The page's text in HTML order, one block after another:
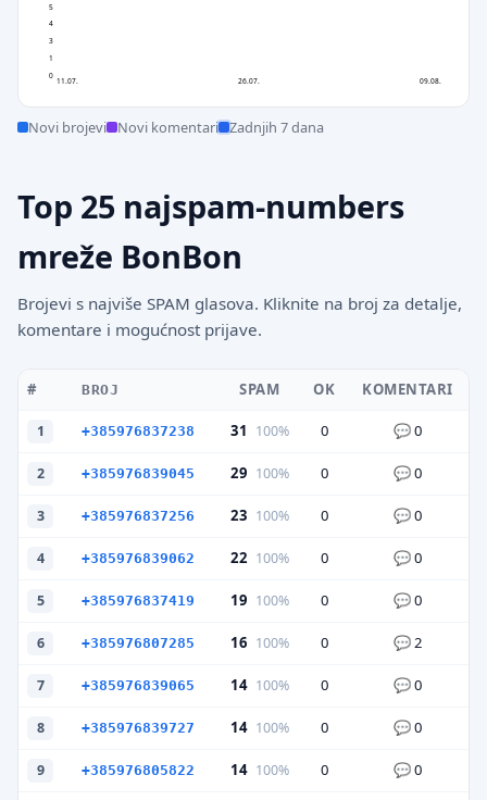
0
1
3
4
5
11.07. 26.07. 09.08.
Novi brojevi Novi komentari Zadnjih 7 dana
Top 25 najspam-numbers
mreže BonBon
Brojevi s najviše SPAM glasova. Kliknite na broj za detalje,
komentare i mogućnost prijave.
# BROJ SPAM OK KOMENTARI
1 +385976837238 31 100% 0 0
2 +385976839045 29 100% 0 0
3 +385976837256 23 100% 0 0
4 +385976839062 22 100% 0 0
5 +385976837419 19 100% 0 0
6 +385976807285 16 100% 0 2
7 +385976839065 14 100% 0 0
8 +385976839727 14 100% 0 0
9 +385976805822 14 100% 0 0